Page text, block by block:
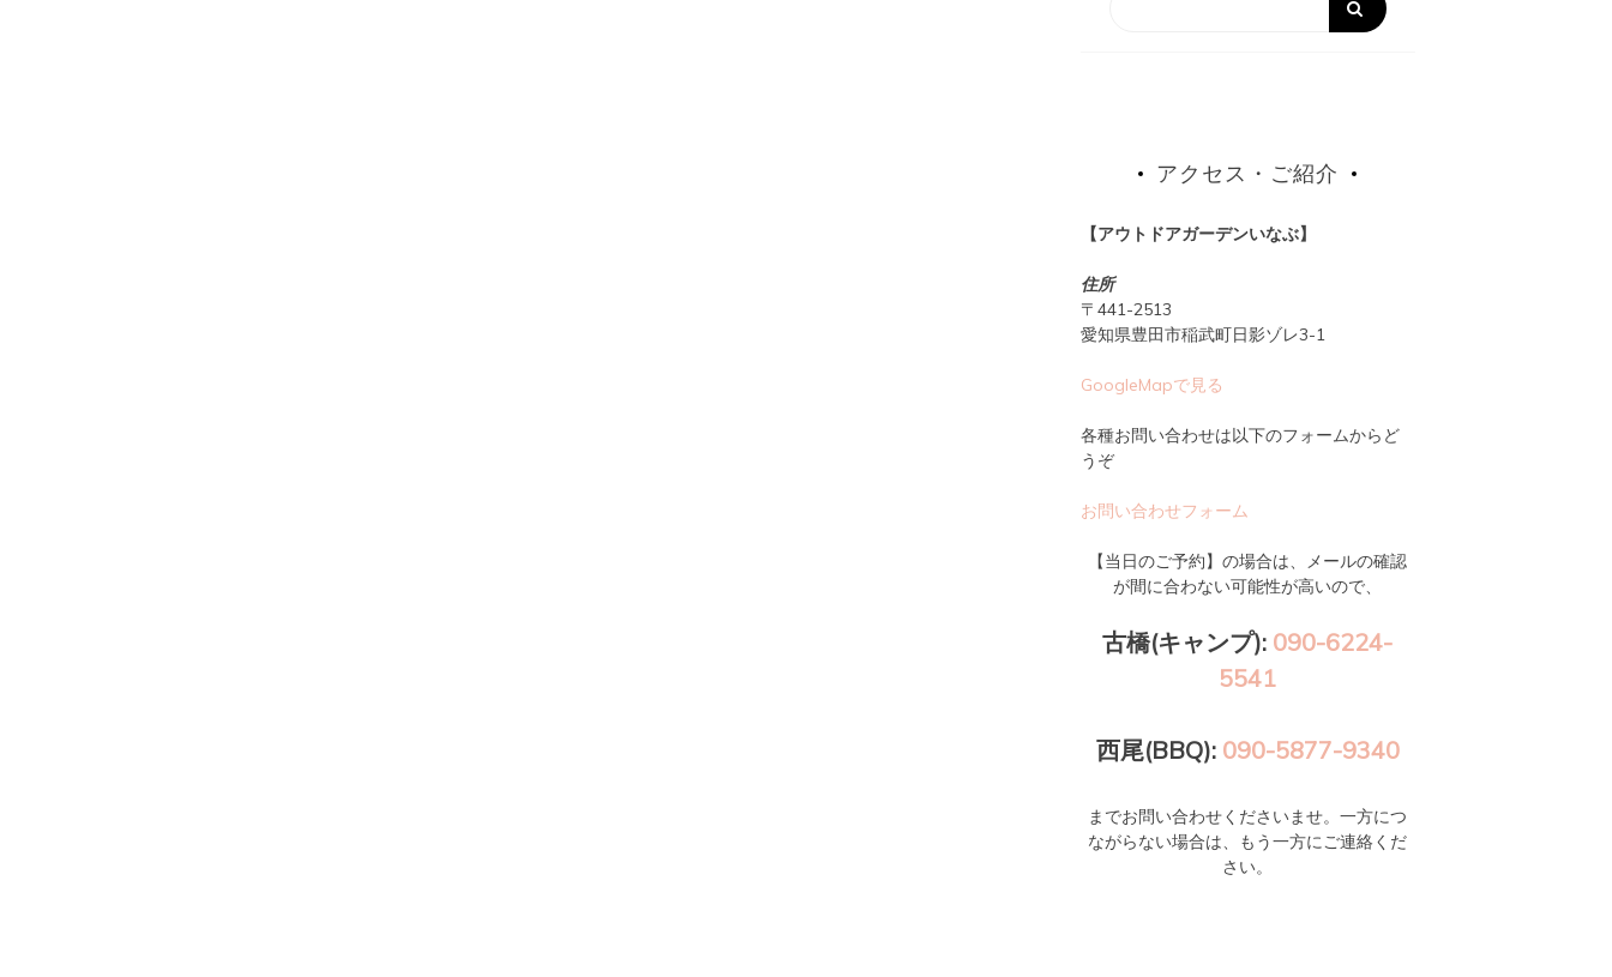
アクセス・ご紹介
【アウトドアガーデンいなぶ】
住所
〒441-2513
愛知県豊田市稲武町日影ゾレ3-1
GoogleMapで見る
各種お問い合わせは以下のフォームからど
うぞ
お問い合わせフォーム
【当日のご予約】の場合は、メールの確認
が間に合わない可能性が高いので、
古橋(キャンプ): 090-6224-
5541
西尾(BBQ): 090-5877-9340
までお問い合わせくださいませ。一方につ
ながらない場合は、もう一方にご連絡くだ
さい。